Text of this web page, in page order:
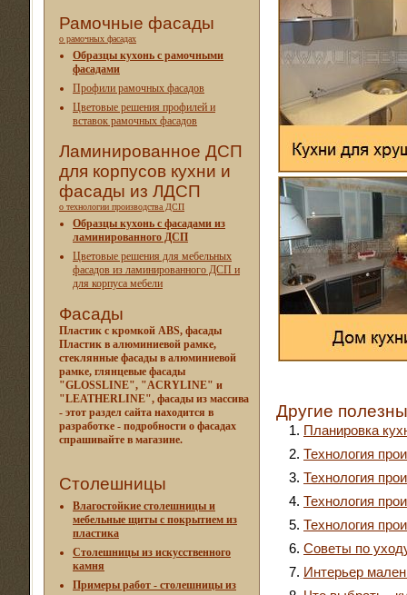
Рамочные фасады
о рамочных фасадах
Образцы кухонь с рамочными
фасадами
Профили рамочных фасадов
Цветовые решения профилей и
вставок рамочных фасадов
Ламинированное ДСП
для корпусов кухни и
фасады из ЛДСП
о технологии производства ДСП
Образцы кухонь с фасадами из
ламинированного ДСП
Цветовые решения для мебельных
фасадов из ламинированного ДСП и
для корпуса мебели
Фасады
Пластик с кромкой ABS, фасады
Пластик в алюминиевой рамке,
стеклянные фасады в алюминиевой
рамке, глянцевые фасады
"GLOSSLINE", "ACRYLINE" и
"LEATHERLINE", фасады из массива
- этот раздел сайта находится в
разработке - подробности о фасадах
спрашивайте в магазине.
Столешницы
Влагостойкие столешницы и
мебельные щиты c покрытием из
пластика
Столешницы из искусственного
камня
Примеры работ - столешницы из
Другие
Планировка
Технология
Технология
Технология
Технология
Советы по
Интерьер